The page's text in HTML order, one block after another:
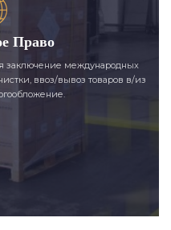
Право
заключение международных
ввоз/вывоз товаров в/из